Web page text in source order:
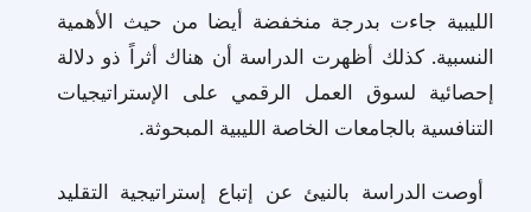
الليبية جاءت بدرجة منخفضة أيضا من حيث الأهمية
النسبية. كذلك أظهرت الدراسة أن هناك أثراً ذو دلالة
إحصائية لسوق العمل الرقمي على الإستراتيجيات
التنافسية بالجامعات الخاصة الليبية المبحوثة.
أوصت الدراسة بالنيئ عن إتباع إستراتيجية التقليد